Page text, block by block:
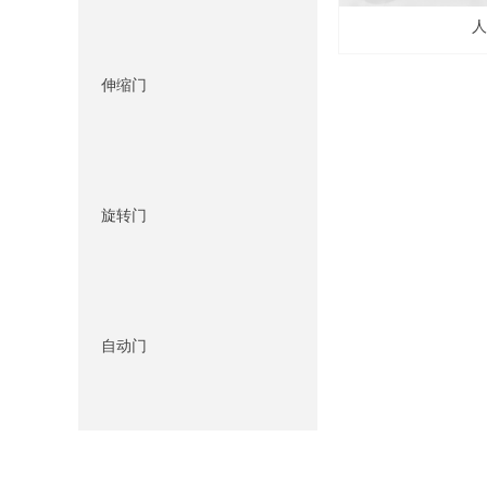
伸缩门
旋转门
自动门